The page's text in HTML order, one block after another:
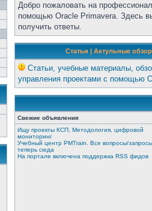
Добро пожаловать на
помощью Oracle Primavera. Здесь
получить ответы.
Статьи | Актульные
Статьи, учебные материалы,
управления проектами с помощью
Свежие объявления
Ищу проекты КСП, Методология, цифровой
мониторинг
Учебный центр PMTrain. Все вопросы/запросы
теперь сюда
На портале включена поддержка RSS фидов